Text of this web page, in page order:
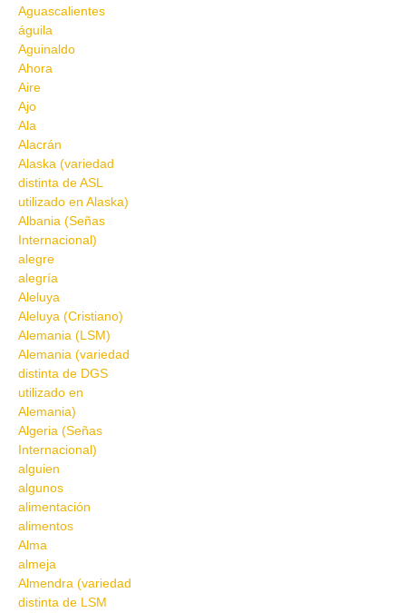
Aguascalientes
águila
Aguinaldo
Ahora
Aire
Ajo
Ala
Alacrán
Alaska (variedad
distinta de ASL
utilizado en Alaska)
Albania (Señas
Internacional)
alegre
alegría
Aleluya
Aleluya (Cristiano)
Alemania (LSM)
Alemania (variedad
distinta de DGS
utilizado en
Alemania)
Algeria (Señas
Internacional)
alguien
algunos
alimentación
alimentos
Alma
almeja
Almendra (variedad
distinta de LSM